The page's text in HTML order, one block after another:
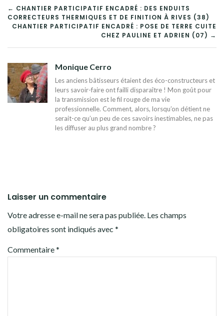
NAVIGATION
DE
L’ARTICLE
← CHANTIER PARTICIPATIF ENCADRÉ : DES ENDUITS
CORRECTEURS THERMIQUES ET DE FINITION À RIVES (38)
CHANTIER PARTICIPATIF ENCADRÉ : POSE DE TERRE CUITE
CHEZ PAULINE ET ADRIEN (07) →
Monique Cerro
Les anciens bâtisseurs étaient des éco-constructeurs et
leurs savoir-faire ont failli disparaître ! Mon goût pour
la transmission est le fil rouge de ma vie
professionnelle. Comment, alors, lorsqu’on détient ne
serait-ce qu’un peu de ces savoirs inestimables, ne pas
les diffuser au plus grand nombre ?
Laisser un commentaire
Votre adresse e-mail ne sera pas publiée. Les champs
obligatoires sont indiqués avec *
Commentaire*